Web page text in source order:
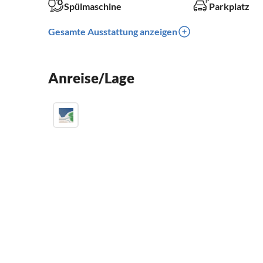
Spülmaschine Parkplatz
Gesamte Ausstattung anzeigen
Anreise/Lage